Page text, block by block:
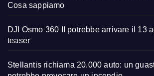
Cosa sappiamo
DJI Osmo 360 II potrebbe arrivare il 13
teaser
Stellantis richiama 20.000 auto: un